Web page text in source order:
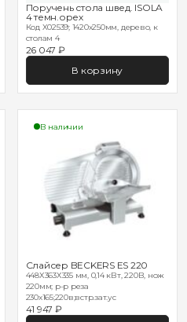
Поручень стола швед. ISOLA
4 темн.орех
Код X02539; 1420х250мм, дерево, к
столам 4
26 047 ₽
В корзину
В наличии
Слайсер BECKERS ES 220
448Х363Х335 мм, 0,14 кВт, 220В, нож
220мм; р-р реза
230х165;220в;встр.зат.ус
41 947 ₽